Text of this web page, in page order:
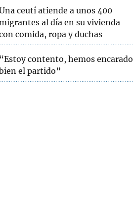
ceutí atiende a unos 400
al día en su vivienda
comida, ropa y duchas
contento, hemos encarado
el partido”